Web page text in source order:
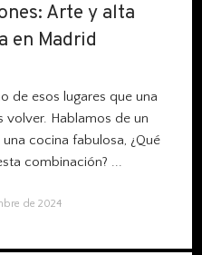
Arte y alta
en Madrid
Arte y alta
en Madrid
de esos lugares que una
volver. Hablamos de un
cocina fabulosa, ¿Qué
combinación? ...
de 2024